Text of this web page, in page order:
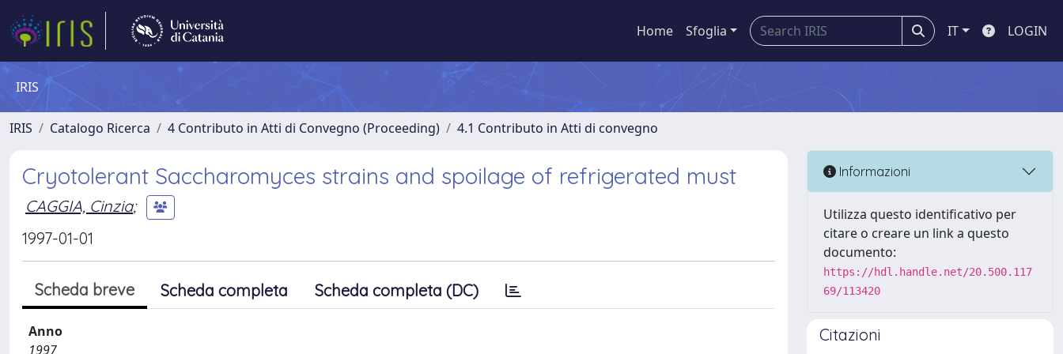
Home Sfoglia IT LOGIN
IRIS
IRIS Catalogo Ricerca 4 Contributo in Atti di Convegno (Proceeding) 4.1 Contributo in Atti di convegno
Cryotolerant Saccharomyces strains and spoilage of refrigerated must
CAGGIA, Cinzia;
1997-01-01
Scheda breve Scheda completa Scheda completa (DC)
Anno
1997
Informazioni
Utilizza questo identificativo per
citare o creare un link a questo
documento:
https://hdl.handle.net/20.500.117
69/113420
Citazioni